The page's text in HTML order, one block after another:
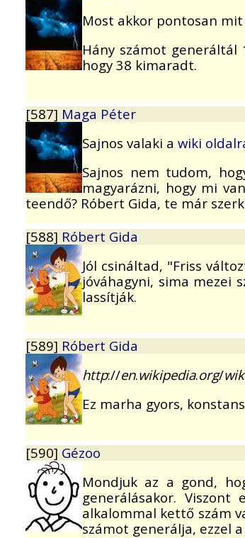
Most akkor pontosan
Hány számot generáltál
hogy 38 kimaradt.
[587] Maga Péter
Sajnos valaki a wiki
Sajnos nem tudom,
magyarázni, hogy mi
teendő? Róbert Gida, te már
[588] Róbert Gida
Jól csináltad, "Friss
jóváhagyni, sima mezei
lassítják.
[589] Róbert Gida
http://en.wikipedia.org/
Ez marha gyors,
[590] Gézoo
Mondjuk az a gond,
generálásakor.
alkalommal kettő szám
számot generálja, ezzel